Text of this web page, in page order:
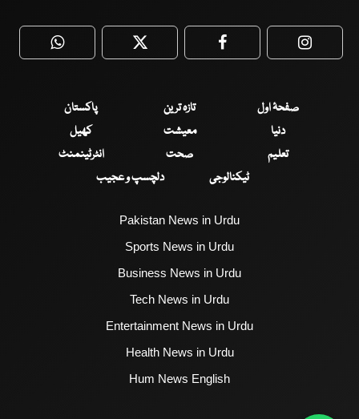
WhatsApp Twitter Facebook
صفحۂ اول تازہ ترین
پاکستان
دنیا
معیشت
کھیل
تعلیم
صحت
انٹرٹینمنٹ
ٹیکنالوجی
دلچسپ و عجیب
Pakistan News in Urdu
Sports News in Urdu
Business News in Urdu
Tech News in Urdu
Entertainment News in Urdu
Health News in Urdu
Hum News English